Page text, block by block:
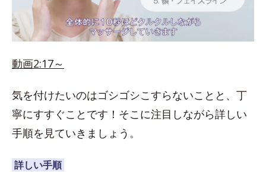
動画2:17～
気を付けたいのはゴシゴシこすらないことと、丁
寧にすすぐことです！そこに注目しながら詳しい
手順を見ていきましょう。
詳しい手順